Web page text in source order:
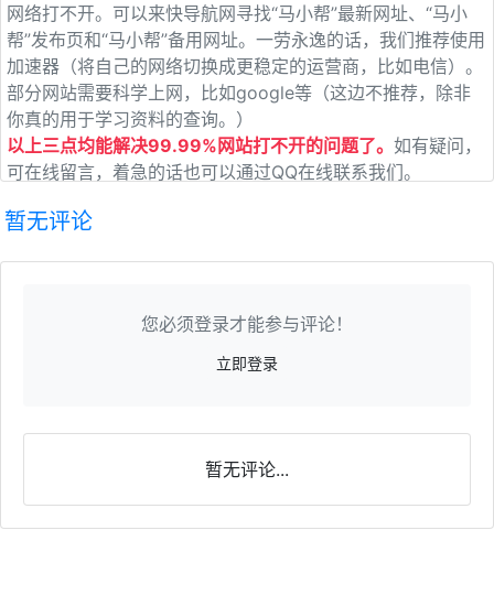
网络打不开。可以来快导航网寻找“马小帮”最新网址、“马小
帮”发布页和“马小帮”备用网址。一劳永逸的话，我们推荐使用
加速器（将自己的网络切换成更稳定的运营商，比如电信）。
部分网站需要科学上网，比如google等（这边不推荐，除非
你真的用于学习资料的查询。）
以上三点均能解决99.99%网站打不开的问题了。 如有疑问，
可在线留言，着急的话也可以通过QQ在线联系我们。
暂无评论
您必须登录才能参与评论！
立即登录
暂无评论...